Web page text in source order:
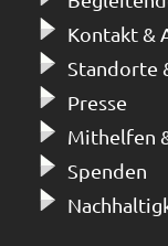
Kontakt &
Standorte
Presse
Mithelfen
Spenden